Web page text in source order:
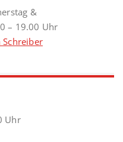
&
– 19.00 Uhr
Uhr